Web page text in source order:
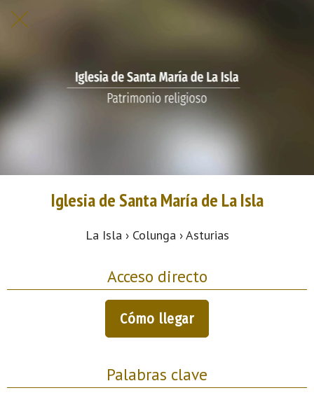
Iglesia de Santa María de La Isla
La Isla › Colunga › Asturias
Acceso directo
Cómo llegar
Palabras clave